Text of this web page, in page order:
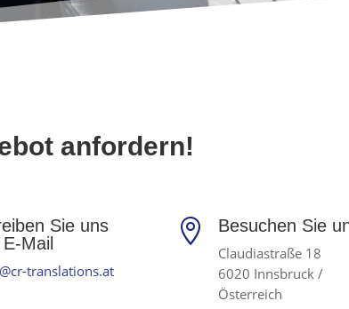
anfordern!
Sie uns
Mail
translations.at
 Besuchen Sie
Claudiastraße 18
6020 Innsbruck /
Österreich